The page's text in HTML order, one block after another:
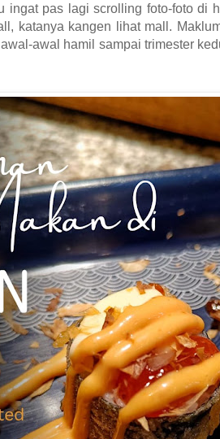
pas lagi scrolling foto-foto di
katanya kangen lihat mall.
awal hamil sampai trimester